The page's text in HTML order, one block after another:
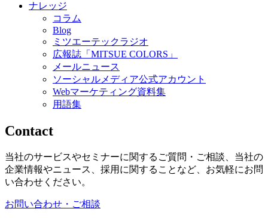
ナレッジ
コラム
Blog
ミツエーテックラジオ
広報誌「MITSUE COLORS」
メールニュース
ソーシャルメディア公式アカウント
Webマーケティング資料集
用語集
Contact
当社のサービスやセミナーに関するご質問・ご相談、当社の
企業情報やニュース、採用に関することなど、お気軽にお問
い合わせください。
お問い合わせ・ご相談